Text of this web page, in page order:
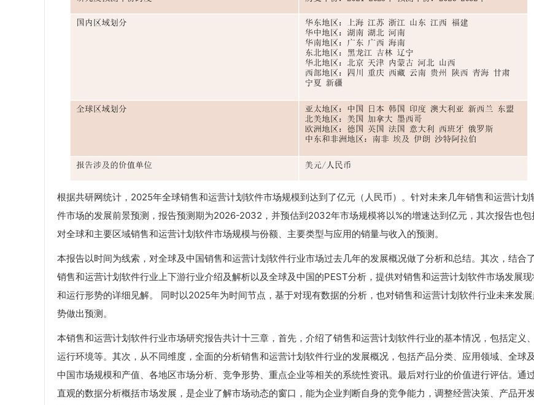
根据共研网统计，2025年全球销售和运营计划软件市场规模到达到了亿元（人民币）。针对未来几年销售和运营计划
件市场的发展前景预测，报告预测期为2026-2032，并预估到2032年市场规模将以%的增速达到亿元，其次报告也包
对全球和主要区域销售和运营计划软件市场规模与份额、主要类型与应用的销量与收入的预测。
本报告以时间为线索，对全球及中国销售和运营计划软件行业市场过去几年的发展概况做了分析和总结。其次，结合了
销售和运营计划软件行业上下游行业介绍及解析以及全球及中国的PEST分析，提供对销售和运营计划软件市场发展现
和运行形势的详细见解。 同时以2025年为时间节点，基于对现有数据的分析，也对销售和运营计划软件行业未来发
势做出预测。
本销售和运营计划软件行业市场研究报告共计十三章，首先，介绍了销售和运营计划软件行业的基本情况，包括定义、
运行环境等。其次，从不同维度，全面的分析销售和运营计划软件行业的发展概况，包括产品分类、应用领域、全球及
中国市场规模和产值、各地区市场分析、竞争形势、重点企业等相关的系统性资讯。最后对行业的价值进行评估。通
直观的数据分析概括市场发展，是企业了解市场动态的窗口，能为企业判断自身的竞争能力，调整经营决策、产品开